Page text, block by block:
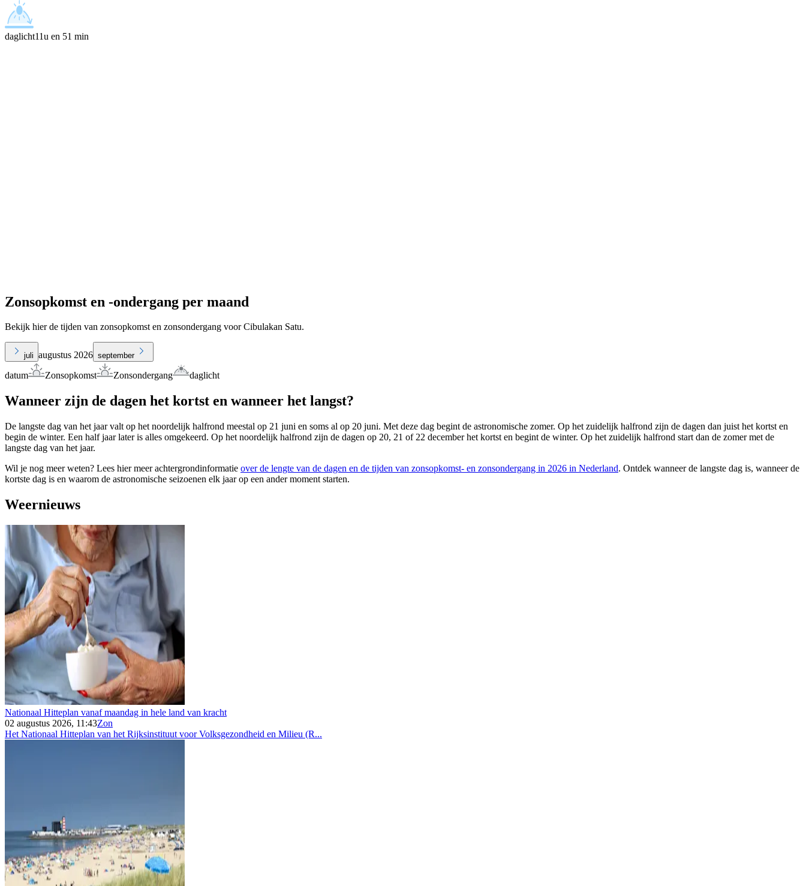
daglicht11u en 51 min
Zonsopkomst en -ondergang per maand
Bekijk hier de tijden van zonsopkomst en zonsondergang voor Cibulakan Satu.
juli augustus 2026 september
datum Zonsopkomst Zonsondergang daglicht
Wanneer zijn de dagen het kortst en wanneer het langst?
De langste dag van het jaar valt op het noordelijk halfrond meestal op 21 juni en soms al op 20 juni. Met deze dag begint de astronomische zomer. Op het zuidelijk halfrond zijn de dagen dan juist het kortst en
begin de winter. Een half jaar later is alles omgekeerd. Op het noordelijk halfrond zijn de dagen op 20, 21 of 22 december het kortst en begint de winter. Op het zuidelijk halfrond start dan de zomer met de
langste dag van het jaar.
Wil je nog meer weten? Lees hier meer achtergrondinformatie over de lengte van de dagen en de tijden van zonsopkomst- en zonsondergang in 2026 in Nederland. Ontdek wanneer de langste dag is, wanneer de
kortste dag is en waarom de astronomische seizoenen elk jaar op een ander moment starten.
Weernieuws
Nationaal Hitteplan vanaf maandag in hele land van kracht
02 augustus 2026, 11:43Zon
Het Nationaal Hitteplan van het Rijksinstituut voor Volksgezondheid en Milieu (R...